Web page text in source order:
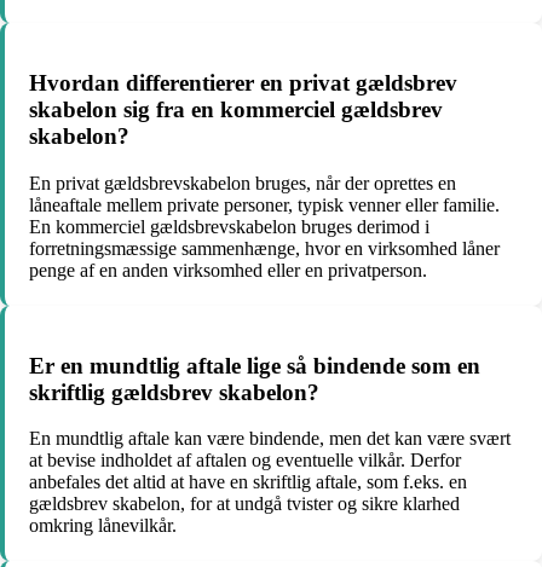
Hvordan differentierer en privat gældsbrev
skabelon sig fra en kommerciel gældsbrev
skabelon?
En privat gældsbrevskabelon bruges, når der oprettes en
låneaftale mellem private personer, typisk venner eller familie.
En kommerciel gældsbrevskabelon bruges derimod i
forretningsmæssige sammenhænge, hvor en virksomhed låner
penge af en anden virksomhed eller en privatperson.
Er en mundtlig aftale lige så bindende som en
skriftlig gældsbrev skabelon?
En mundtlig aftale kan være bindende, men det kan være svært
at bevise indholdet af aftalen og eventuelle vilkår. Derfor
anbefales det altid at have en skriftlig aftale, som f.eks. en
gældsbrev skabelon, for at undgå tvister og sikre klarhed
omkring lånevilkår.